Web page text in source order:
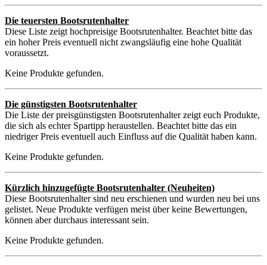
Die teuersten Bootsrutenhalter
Diese Liste zeigt hochpreisige Bootsrutenhalter. Beachtet bitte das
ein hoher Preis eventuell nicht zwangsläufig eine hohe Qualität
voraussetzt.
Keine Produkte gefunden.
Die günstigsten Bootsrutenhalter
Die Liste der preisgünstigsten Bootsrutenhalter zeigt euch Produkte,
die sich als echter Spartipp heraustellen. Beachtet bitte das ein
niedriger Preis eventuell auch Einfluss auf die Qualität haben kann.
Keine Produkte gefunden.
Kürzlich hinzugefügte Bootsrutenhalter (Neuheiten)
Diese Bootsrutenhalter sind neu erschienen und wurden neu bei uns
gelistet. Neue Produkte verfügen meist über keine Bewertungen,
können aber durchaus interessant sein.
Keine Produkte gefunden.